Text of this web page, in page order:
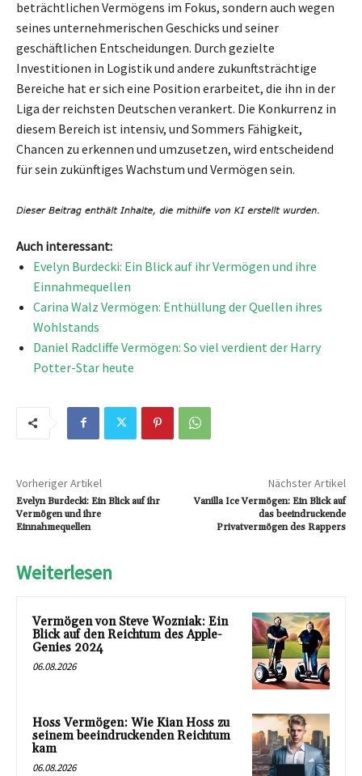
beträchtlichen Vermögens im Fokus, sondern auch wegen
seines unternehmerischen Geschicks und seiner
geschäftlichen Entscheidungen. Durch gezielte
Investitionen in Logistik und andere zukunftsträchtige
Bereiche hat er sich eine Position erarbeitet, die ihn in der
Liga der reichsten Deutschen verankert. Die Konkurrenz in
diesem Bereich ist intensiv, und Sommers Fähigkeit,
Chancen zu erkennen und umzusetzen, wird entscheidend
für sein zukünftiges Wachstum und Vermögen sein.
Auch interessant:
Evelyn Burdecki: Ein Blick auf ihr Vermögen und ihre
Einnahmequellen
Carina Walz Vermögen: Enthüllung der Quellen ihres
Wohlstands
Daniel Radcliffe Vermögen: So viel verdient der Harry
Potter-Star heute
Vorheriger Artikel
Evelyn Burdecki: Ein Blick auf ihr
Vermögen und ihre
Einnahmequellen
Nächster Artikel
Vanilla Ice Vermögen: Ein Blick auf
das beeindruckende
Privatvermögen des Rappers
Weiterlesen
Vermögen von Steve Wozniak: Ein
Blick auf den Reichtum des Apple-
Genies 2024
06.08.2026
Hoss Vermögen: Wie Kian Hoss zu
seinem beeindruckenden Reichtum
kam
06.08.2026